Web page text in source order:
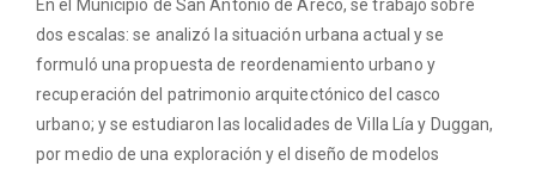
En el Municipio de San Antonio de Areco, se trabajó sobre
dos escalas: se analizó la situación urbana actual y se
formuló una propuesta de reordenamiento urbano y
recuperación del patrimonio arquitectónico del casco
urbano; y se estudiaron las localidades de Villa Lía y Duggan,
por medio de una exploración y el diseño de modelos